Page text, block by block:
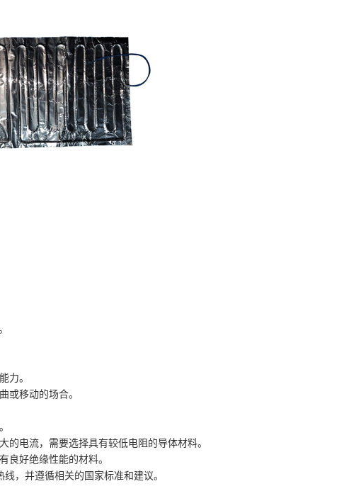
力。
移动的场合。
电流，需要选择具有较低电阻的导体材料。
好绝缘性能的材料。
，并遵循相关的国家标准和建议。